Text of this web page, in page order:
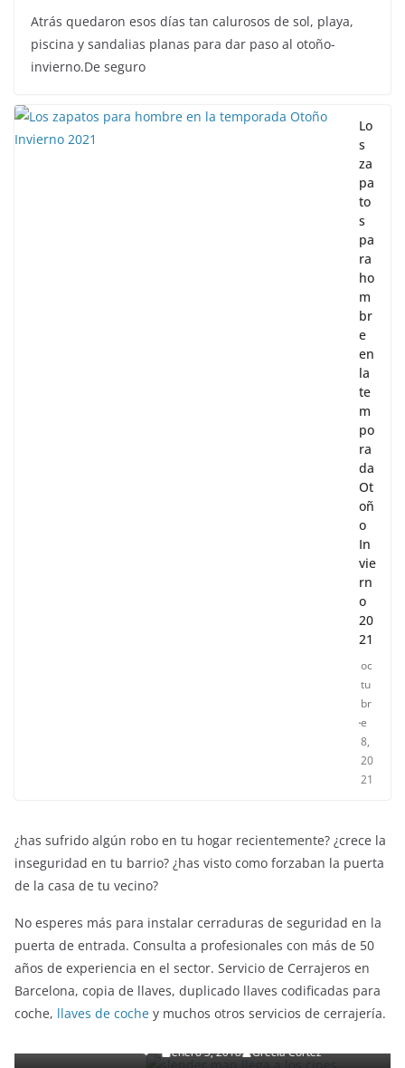
Atrás quedaron esos días tan calurosos de sol, playa,
piscina y sandalias planas para dar paso al otoño-
invierno.De seguro
Lo
s
za
pa
to
s
pa
ra
ho
m
br
e
en
la
te
m
po
ra
da
Ot
oñ
o
In
vie
rn
o
20
21
oc
tu
br
e
8,
20
21
¿has sufrido algún robo en tu hogar recientemente? ¿crece la
inseguridad en tu barrio? ¿has visto como forzaban la puerta
de la casa de tu vecino?
No esperes más para instalar cerraduras de seguridad en la
puerta de entrada. Consulta a profesionales con más de 50
años de experiencia en el sector. Servicio de Cerrajeros en
Barcelona, copia de llaves, duplicado llaves codificadas para
coche, llaves de coche y muchos otros servicios de cerrajería.
ENTRETENIMIENTO Y CURIOSIDADES LIBROS CINE Y TV
Slender Man llega al cine y te mostramos todos
detalles
enero 3, 2018 Grecia Cortez